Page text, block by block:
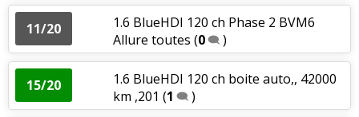
11/20
1.6 BlueHDI 120 ch Phase 2 BVM6
Allure toutes (0 )
15/20
1.6 BlueHDI 120 ch boite auto,, 42000
km ,201 (1 )